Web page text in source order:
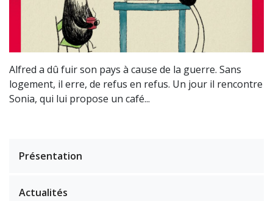
Alfred a dû fuir son pays à cause de la guerre. Sans
logement, il erre, de refus en refus. Un jour il rencontre
Sonia, qui lui propose un café...
Présentation
Actualités